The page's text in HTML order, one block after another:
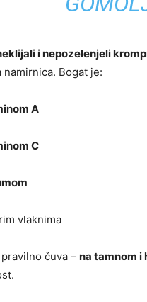
i nepozelenjeli
namirnica. Bogat je:
A
C
vlaknima
čuva – na tamnom i